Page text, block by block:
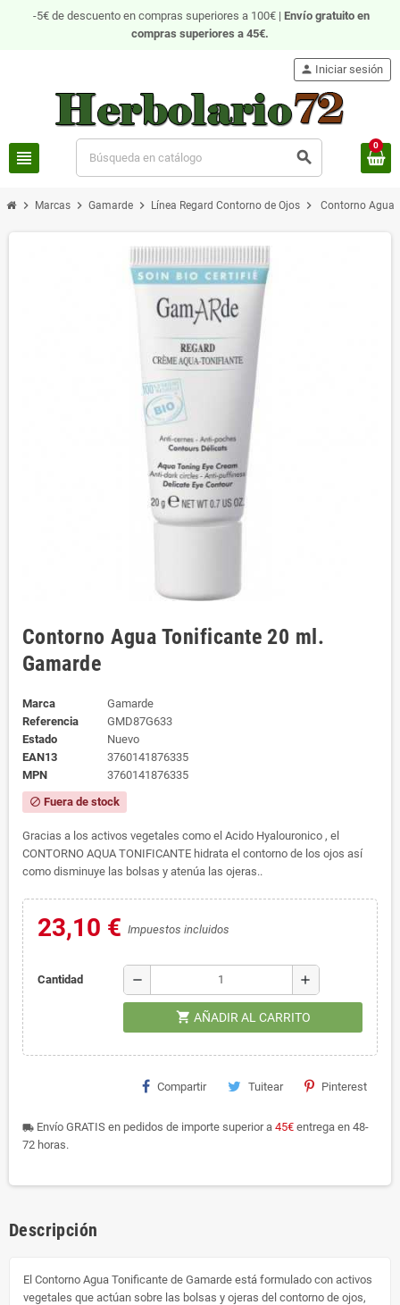
-5€ de descuento en compras superiores a 100€ | Envío gratuito en
compras superiores a 45€.
view_headline search
person Iniciar sesión
0
chevron_right Marcas chevron_right Gamarde chevron_right Línea Regard Contorno de Ojos chevron_right Contorno Agua
Contorno Agua Tonificante 20 ml.
Gamarde
Marca
Gamarde
Referencia
GMD87G633
Estado
Nuevo
EAN13
3760141876335
MPN
3760141876335
block Fuera de stock
Gracias a los activos vegetales como el Acido Hyalouronico , el
CONTORNO AQUA TONIFICANTE hidrata el contorno de los ojos así
como disminuye las bolsas y atenúa las ojeras..
23,10 € Impuestos incluidos
Cantidad remove add
shopping_cart AÑADIR AL CARRITO
Compartir Tuitear Pinterest
local_shipping Envío GRATIS en pedidos de importe superior a 45€ entrega en 48-
72 horas.
Descripción
El Contorno Agua Tonificante de Gamarde está formulado con activos
vegetales que actúan sobre las bolsas y ojeras del contorno de ojos,